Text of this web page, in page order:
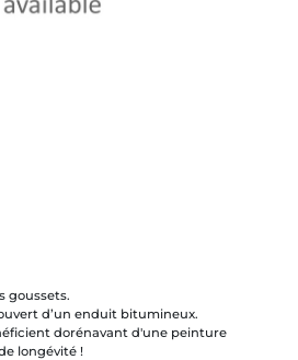
goussets.
d’un enduit bitumineux.
dorénavant d'une peinture
longévité !